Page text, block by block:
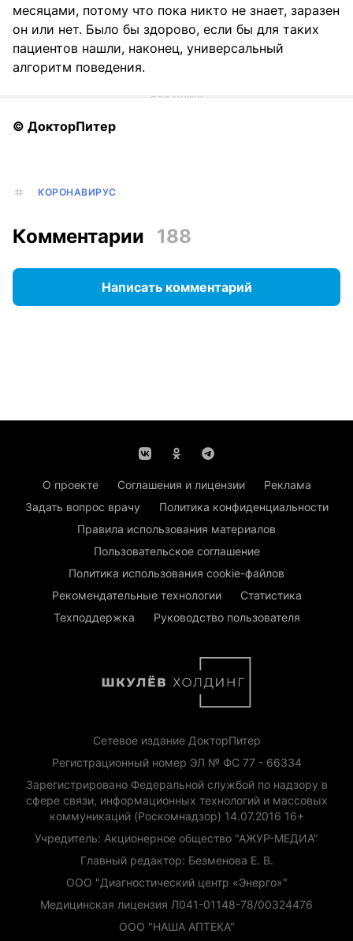
месяцами, потому что пока никто не знает, заразен
он или нет. Было бы здорово, если бы для таких
пациентов нашли, наконец, универсальный
алгоритм поведения.
© ДокторПитер
КОРОНАВИРУС
Комментарии 188
Написать комментарий
О проекте Соглашения и лицензии
Реклама
Задать вопрос врачу
Политика конфиденциальности
Правила использования материалов
Пользовательское соглашение
Политика использования cookie-файлов
Рекомендательные технологии
Статистика
Техподдержка
Руководство пользователя
Сетевое издание ДокторПитер
Регистрационный номер ЭЛ № ФС 77 - 66334
Зарегистрировано Федеральной службой по надзору в
сфере связи, информационных технологий и массовых
коммуникаций (Роскомнадзор) 14.07.2016 16+
Учредитель: Акционерное общество "АЖУР-МЕДИА"
Главный редактор: Безменова Е. В.
ООО "Диагностический центр «Энерго»"
Медицинская лицензия Л041-01148-78/00324476
ООО "НАША АПТЕКА"